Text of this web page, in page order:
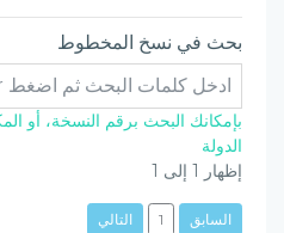
بحث في نسخ المخطوط
بإمكانك البحث برقم النسخة، أو
الدولة
إظهار 1 إلى 1
السابق 1 التالي